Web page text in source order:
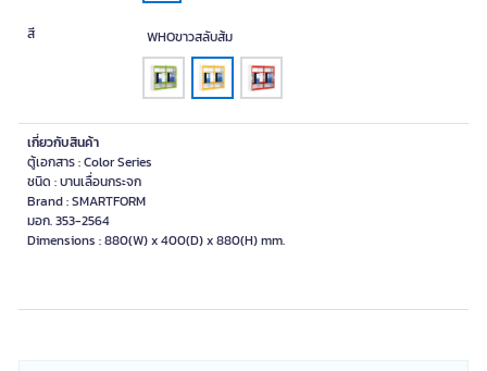
สี WHOขาวสลับส้ม
เกี่ยวกับสินค้า
ตู้เอกสาร : Color Series
ชนิด : บานเลื่อนกระจก
Brand : SMARTFORM
มอก. 353-2564
Dimensions : 880(W) x 400(D) x 880(H) mm.